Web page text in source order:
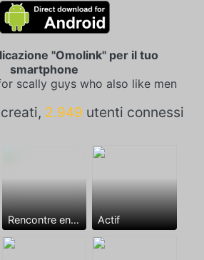
"Omolink" per il tuo
smartphone
scally guys who also like men
2.949 utenti connessi
Rencontre entre mecs Actif